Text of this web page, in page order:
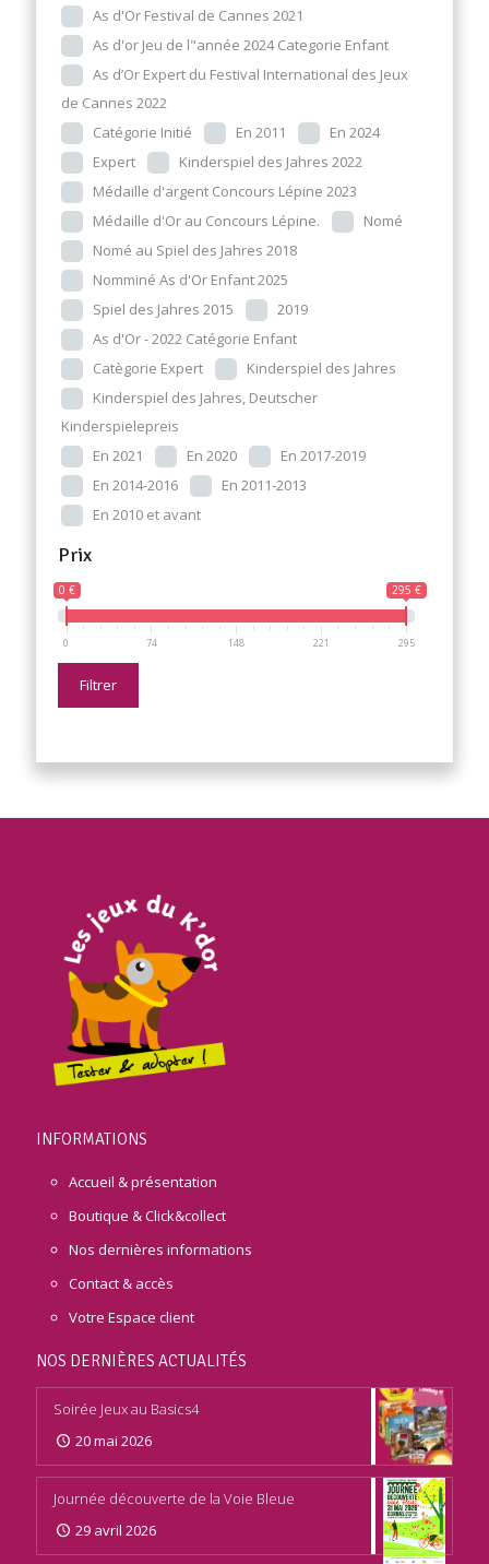
As d'Or Festival de Cannes 2021
As d'or Jeu de l"année 2024 Categorie Enfant
As d’Or Expert du Festival International des Jeux
de Cannes 2022
Catégorie Initié
En 2011
En 2024
Expert
Kinderspiel des Jahres 2022
Médaille d'argent Concours Lépine 2023
Médaille d'Or au Concours Lépine.
Nomé
Nomé au Spiel des Jahres 2018
Nomminé As d'Or Enfant 2025
Spiel des Jahres 2015
2019
As d'Or - 2022 Catégorie Enfant
Catègorie Expert
Kinderspiel des Jahres
Kinderspiel des Jahres, Deutscher
Kinderspielepreis
En 2021
En 2020
En 2017-2019
En 2014-2016
En 2011-2013
En 2010 et avant
Prix
0 € 295 €
0 74 148 221 295
Filtrer
INFORMATIONS
Accueil & présentation
Boutique & Click&collect
Nos dernières informations
Contact & accès
Votre Espace client
NOS DERNIÈRES ACTUALITÉS
Soirée Jeux au Basics4
20 mai 2026
Journée découverte de la Voie Bleue
29 avril 2026